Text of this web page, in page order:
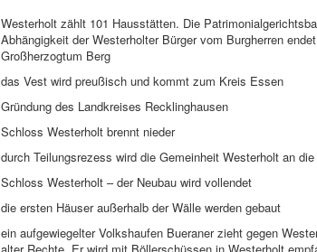
Westerholt zählt 101 Hausstätten. Die
Abhängigkeit der Westerholter Bürger vom Burgherren
Großherzogtum Berg
das Vest wird preußisch und kommt zum Kreis Essen
Gründung des Landkreises Recklinghausen
Schloss Westerholt brennt nieder
durch Teilungsrezess wird die Gemeinheit Westerholt an
Schloss Westerholt – der Neubau wird vollendet
die ersten Häuser außerhalb der Wälle werden gebaut
ein aufgewiegelter Volkshaufen Bueraner zieht gegen